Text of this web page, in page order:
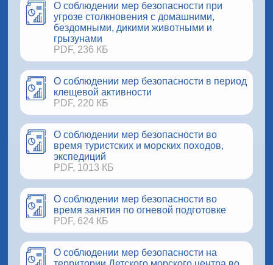
О соблюдении мер безопасности при
угрозе столкновения с домашними,
бездомными, дикими животными и
грызунами
PDF, 236 КБ
О соблюдении мер безопасности в период
клещевой активности
PDF, 220 КБ
О соблюдении мер безопасности во
время туристских и морских походов,
экспедиций
PDF, 1013 КБ
О соблюдении мер безопасности во
время занятия по огневой подготовке
PDF, 624 КБ
О соблюдении мер безопасности на